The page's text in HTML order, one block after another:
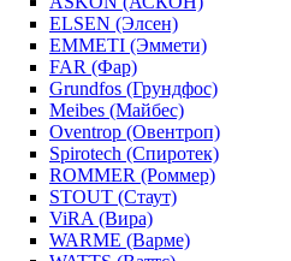
ELSEN (Элсен)
EMMETI (Эммети)
FAR (Фар)
Grundfos (Грундфос)
Meibes (Майбес)
Oventrop (Овентроп)
Spirotech (Спиротек)
ROMMER (Роммер)
STOUT (Стаут)
ViRA (Вира)
WARME (Варме)